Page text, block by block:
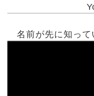
名前が先に知って